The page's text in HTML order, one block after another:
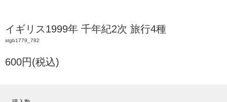
イギリス1999年 千年紀2次 旅行4種
stgb1779_782
600円(税込)